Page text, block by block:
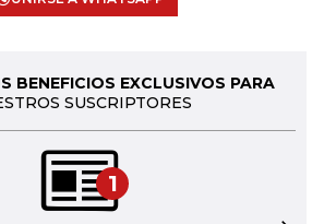
BENEFICIOS EXCLUSIVOS PARA
SUSCRIPTORES
1